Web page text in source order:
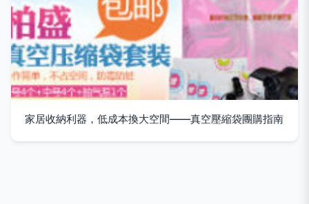
家居收納利器，低成本換大空間——真空壓縮袋團購指南